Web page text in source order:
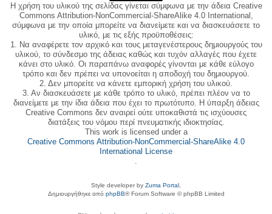
Η χρήση του υλικού της σελίδας γίνεται σύμφωνα με την άδεια Creative
Commons Attribution-NonCommercial-ShareAlike 4.0 International,
σύμφωνα με την οποία μπορείτε να διανείμετε και να διασκευάσετε το
υλικό, με τις εξής προϋποθέσεις:
1. Να αναφέρετε τον αρχικό και τους μεταγενέστερους δημιουργούς του
υλικού, το σύνδεσμο της άδειας καθώς και τυχόν αλλαγές που έχετε
κάνει στο υλικό. Οι παραπάνω αναφορές γίνονται με κάθε εύλογο
τρόπο και δεν πρέπει να υπονοείται η αποδοχή του δημιουργού.
2. Δεν μπορείτε να κάνετε εμπορική χρήση του υλικού.
3. Αν διασκευάσετε με κάθε τρόπο το υλικό, πρέπει πλέον να το
διανείμετε με την ίδια άδεια που έχει το πρωτότυπο. Η ύπαρξη άδειας
Creative Commons δεν αναιρεί ούτε υποκαθιστά τις ισχύουσες
διατάξεις του νόμου περί πνευματικής ιδιοκτησίας.
This work is licensed under a
Creative Commons Attribution-NonCommercial-ShareAlike 4.0
International License
Style developer by Zuma Portal ,
Δημιουργήθηκε από phpBB® Forum Software © phpBB Limited